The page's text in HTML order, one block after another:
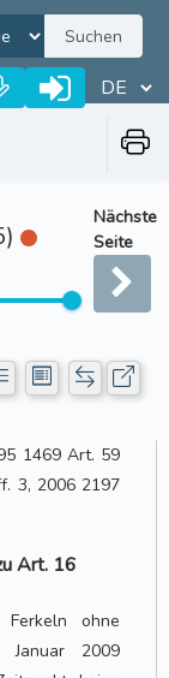
Suchen
Nächste
Seite
1469 Art. 59
3, 2006 2197
Art. 16
ohne
Januar 2009